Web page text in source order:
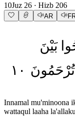
10Juz 26 · Hizb 206
AR
بَيْنَ
تُرْحَمُونَ ١٠
Innamal mu'minoona
wattaqul laaha